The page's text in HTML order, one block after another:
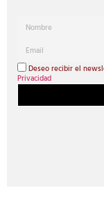
Deseo recibir el
Privacidad